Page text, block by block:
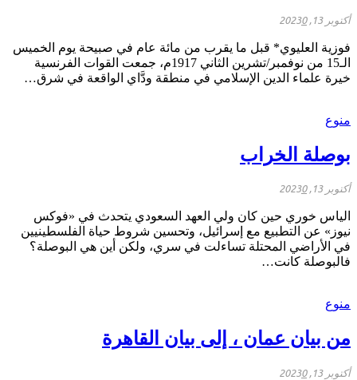
أكتوبر 13, 2023 0
فوزية العليوي* قبل ما يقرب من مائة عام في صبيحة يوم الخميس
الـ15 من نوفمبر/تشرين الثاني 1917م، جمعت القوات الفرنسية
خيرة علماء الدين الإسلامي في منطقة ودَّاي الواقعة في شرق…
منوع
بوصلة الخراب
أكتوبر 13, 2023 0
الياس خوري حين كان ولي العهد السعودي يتحدث في «فوكس
نيوز» عن التطبيع مع إسرائيل، وتحسين شروط حياة الفلسطينيين
في الأراضي المحتلة تساءلت في سري، ولكن أين هي البوصلة؟
فالبوصلة كانت…
منوع
من بيان عمان ، إلى بيان القاهرة
أكتوبر 13, 2023 0